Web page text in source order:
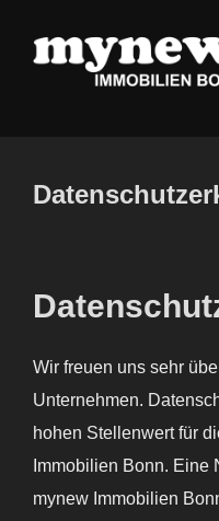
Inhalt
Wir freuen uns sehr
Unternehmen.
hohen Stellenwert für
Immobilien Bonn. Eine
mynew Immobilien